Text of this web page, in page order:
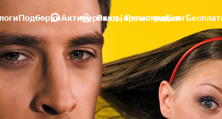
ПодборкиАктивировать промокодБлог
Вход | Регистрация